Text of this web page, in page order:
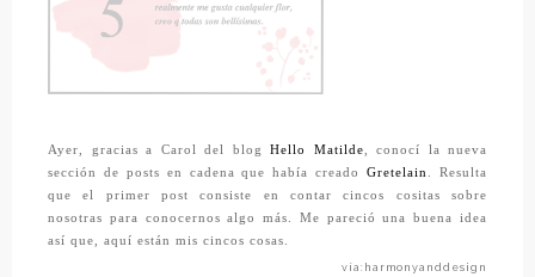
Ayer, gracias a Carol del blog Hello Matilde, conocí la nueva
sección de posts en cadena que había creadoGretelain. Resulta
que el primer post consiste en contar cincos cositas sobre
nosotras para conocernos algo más. Me pareció una buena idea
así que, aquí están mis cincos cosas.
vía:harmonyanddesign